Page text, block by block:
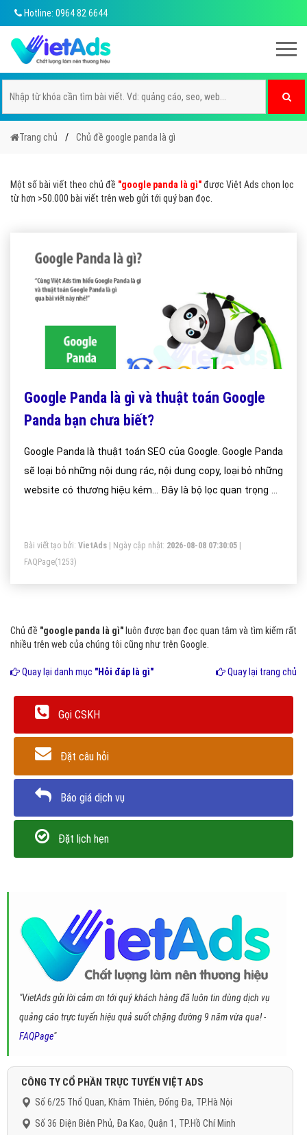
Hotline: 0964 82 6644
Trang chủ Chủ đề google panda là gì
Một số bài viết theo chủ đề "google panda là gì"được Việt Ads chọn lọc
từ hơn >50.000 bài viết trên web gửi tới quý bạn đọc.
Google Panda là gì và thuật toán Google
Panda bạn chưa biết?
Google Panda là thuật toán SEO của Google. Google Panda
sẽ loại bỏ những nội dung rác, nội dung copy, loại bỏ những
website có thương hiệu kém… Đây là bộ lọc quan trọng để
Bài viết tạo bởi: VietAds | Ngày cập nhật: 2026-08-08 07:30:05
FAQPage(1253)
Chủ đề "google panda là gì" luôn được bạn đọc quan tâm và tìm kiếm rất
nhiều trên web của chúng tôi cũng như trên Google.
Quay lại danh mục "Hỏi đáp là gì" Quay lại trang chủ
Gọi CSKH
Đặt câu hỏi
Báo giá dịch vụ
Đặt lịch hẹn
"VietAds gửi lời cảm ơn tới quý khách hàng đã luôn tin dùng dịch vụ
quảng cáo trực tuyến hiệu quả suốt chặng đường 9 năm vừa qua! -
FAQPage"
CÔNG TY CỔ PHẦN TRỰC TUYẾN VIỆT ADS
Số 6/25 Thổ Quan, Khâm Thiên, Đống Đa, TP.Hà Nội
Số 36 Điện Biên Phủ, Đa Kao, Quận 1, TP.Hồ Chí Minh